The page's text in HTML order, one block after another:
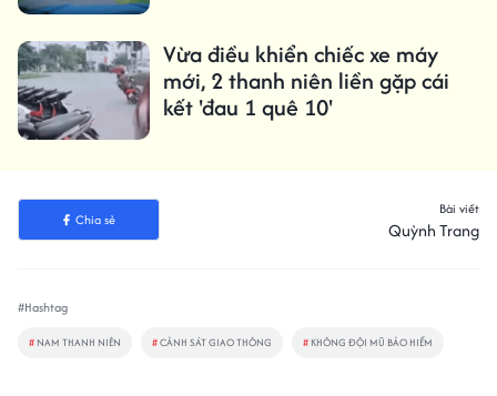
Vừa điều khiển chiếc xe máy
mới, 2 thanh niên liền gặp cái
kết 'đau 1 quê 10'
Chia sẻ
Bài viết
Quỳnh Trang
#Hashtag
# NAM THANH NIÊN #CẢNH SÁT GIAO THÔNG # KHÔNG ĐỘI MŨ BẢO HIỂM